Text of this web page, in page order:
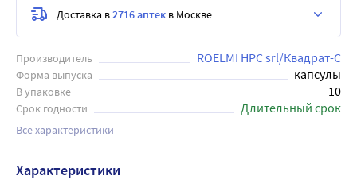
Производитель ROELMI HPC srl/Квадрат-С
Форма выпуска капсулы
В упаковке 10
Срок годности Длительный срок
Все характеристики
Доставка в2716 аптек в Москве
Характеристики